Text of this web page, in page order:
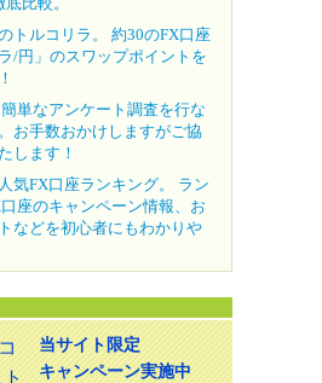
トルコリラ。 約30のFX口座
/円」のスワップポイントを
単なアンケート調査を行な
お手数おかけしますがご協
します！
気FX口座ランキング。 ラン
座のキャンペーン情報、お
などを初心者にもわかりや
当サイト限定
キャンペーン実施中